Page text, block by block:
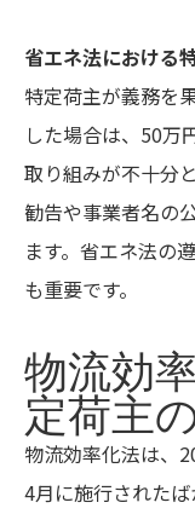
省エネ法における
特定荷主が義務を
した場合は、50万
取り組みが不十分
勧告や事業者名の
ます。省エネ法の
も重要です。
物流効
定荷主
物流効率化法は、
4月に施行されたば